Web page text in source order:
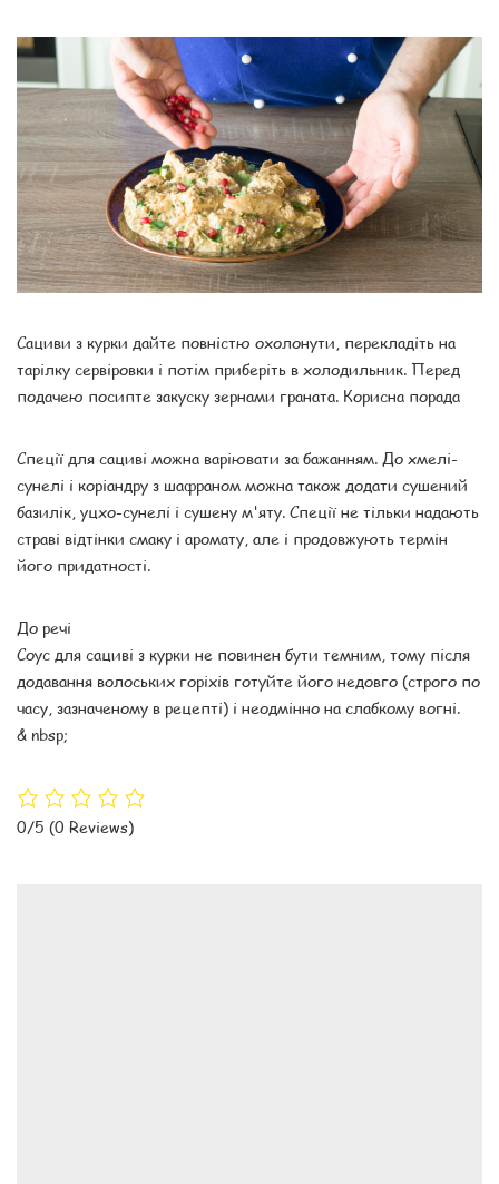
Сациви з курки дайте повністю охолонути, перекладіть на
тарілку сервіровки і потім приберіть в холодильник. Перед
подачею посипте закуску зернами граната. Корисна порада
Спеції для сациві можна варіювати за бажанням. До хмелі-
сунелі і коріандру з шафраном можна також додати сушений
базилік, уцхо-сунелі і сушену м'яту. Спеції не тільки надають
страві відтінки смаку і аромату, але і продовжують термін
його придатності.
До речі
Соус для сациві з курки не повинен бути темним, тому після
додавання волоських горіхів готуйте його недовго (строго по
часу, зазначеному в рецепті) і неодмінно на слабкому вогні.
& nbsp;
0/5 (0 Reviews)